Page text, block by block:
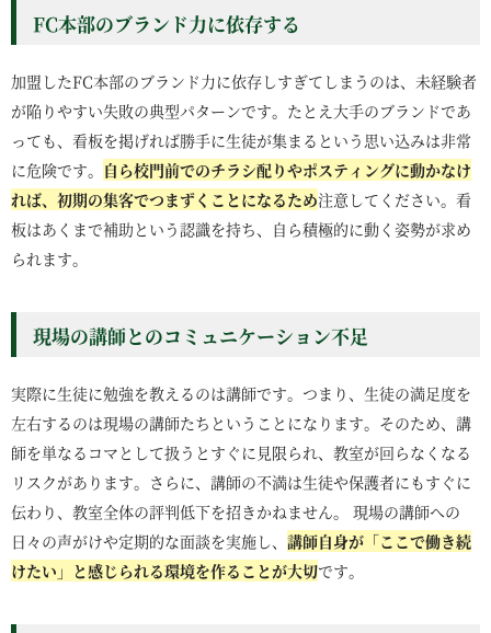
FC本部のブランド力に依存する
加盟したFC本部のブランド力に依存しすぎてしまうのは、未経験者
が陥りやすい失敗の典型パターンです。たとえ大手のブランドであ
っても、看板を掲げれば勝手に生徒が集まるという思い込みは非常
に危険です。 自ら校門前でのチラシ配りやポスティングに動かなけ
れば、初期の集客でつまずくことになるため注意してください。看
板はあくまで補助という認識を持ち、自ら積極的に動く姿勢が求め
られます。
現場の講師とのコミュニケーション不足
実際に生徒に勉強を教えるのは講師です。つまり、生徒の満足度を
左右するのは現場の講師たちということになります。そのため、講
師を単なるコマとして扱うとすぐに見限られ、教室が回らなくなる
リスクがあります。さらに、講師の不満は生徒や保護者にもすぐに
伝わり、教室全体の評判低下を招きかねません。 現場の講師への
日々の声がけや定期的な面談を実施し、 講師自身が「ここで働き続
けたい」と感じられる環境を作ることが大切です。